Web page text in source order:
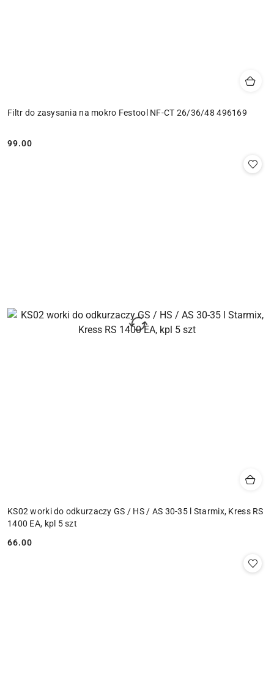
Filtr do zasysania na mokro Festool NF-CT 26/36/48 496169
Cena:
99.00
KS02 worki do odkurzaczy GS / HS / AS 30-35 l Starmix, Kress RS
1400 EA, kpl 5 szt
Cena:
66.00